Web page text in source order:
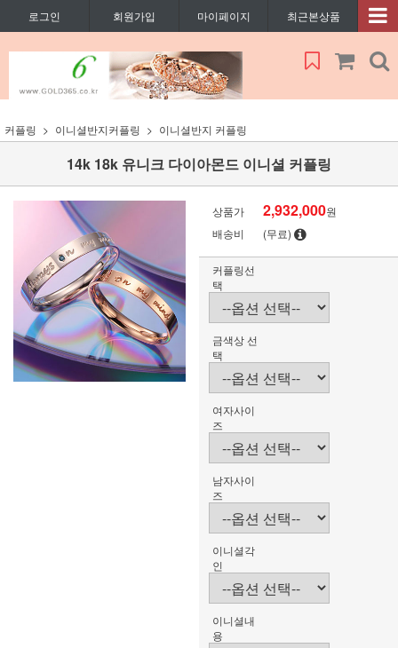
로그인 회원가입 마이페이지 최근본상품
커플링 이니셜반지커플링 이니셜반지 커플링
14k 18k 유니크 다이아몬드 이니셜 커플링
상품가 2,932,000원
배송비
(무료)
커플링선
택
금색상 선
택
여자사이
즈
남자사이
즈
이니셜각
인
이니셜내
용